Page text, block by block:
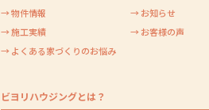
→ 物件情報
→ 施工実績
→ よくある家づくりのお悩み
→ お知らせ
→ お客様の声
ビヨリハウジングとは？